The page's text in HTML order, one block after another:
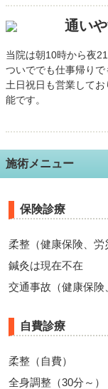
通い
当院は朝10時から夜
ついででも仕事帰りで
土日祝日も営業して
能です。
施術メニュー
保険診療
柔整（健康保険、労
鍼灸は現在不在
交通事故（健康保険
自費診療
柔整（自費）
全身調整（30分～）